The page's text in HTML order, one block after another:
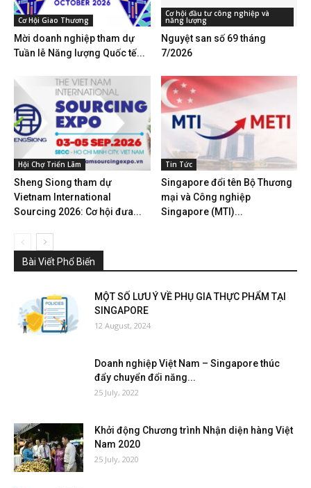
Cơ Hội Giao Thương
Mời doanh nghiệp tham dự
Tuần lễ Năng lượng Quốc tế...
Cơ hội đầu tư công nghiệp và
năng lượng
Nguyệt san số 69 tháng
7/2026
Hội Chợ Triển Lãm
Sheng Siong tham dự
Vietnam International
Sourcing 2026: Cơ hội đưa...
Tin Tức
Singapore đổi tên Bộ Thương
mại và Công nghiệp
Singapore (MTI)...
Bài Viết Phổ Biến
MỘT SỐ LƯU Ý VỀ PHỤ GIA THỰC PHẨM TẠI
SINGAPORE
12 August, 2024
Doanh nghiệp Việt Nam – Singapore thúc
đẩy chuyển đổi năng...
25 July, 2022
Khởi động Chương trình Nhận diện hàng Việt
Nam 2020
25 July, 2020